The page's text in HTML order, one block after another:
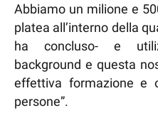
Abbiamo un milione e
platea all’interno della
ha concluso- e
background e questa
effettiva formazione e
persone”.